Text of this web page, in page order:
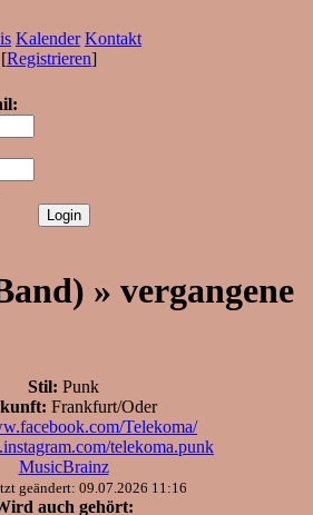
Kalender Kontakt
[Registrieren]
» vergangene
Stil: Punk
Frankfurt/Oder
Telekoma/
telekoma.punk
MusicBrainz
geändert: 09.07.2026 11:16
auch gehört: